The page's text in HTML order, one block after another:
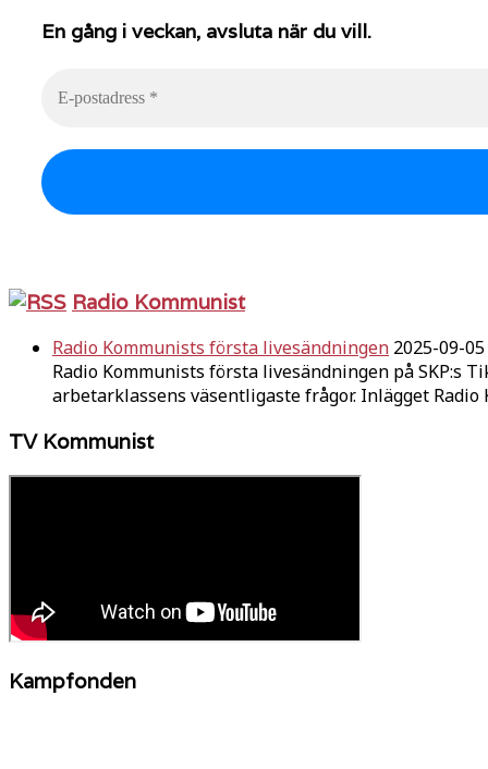
En gång i veckan, avsluta när du vill.
Radio Kommunist
Radio Kommunists första livesändningen 2025-09-05
Radio Kommunists första livesändningen på SKP:s
arbetarklassens väsentligaste frågor. Inlägget
TV Kommunist
Kampfonden